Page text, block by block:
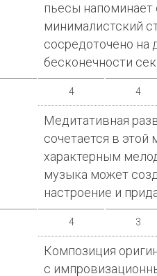
пьесы напоминает
минималистский
сосредоточено на
бесконечности
4 4
Медитативная
сочетается в
характерным
музыка может
настроение и
4 3
Композиция
с